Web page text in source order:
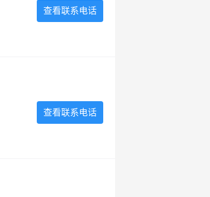
查看联系电话
查看联系电话